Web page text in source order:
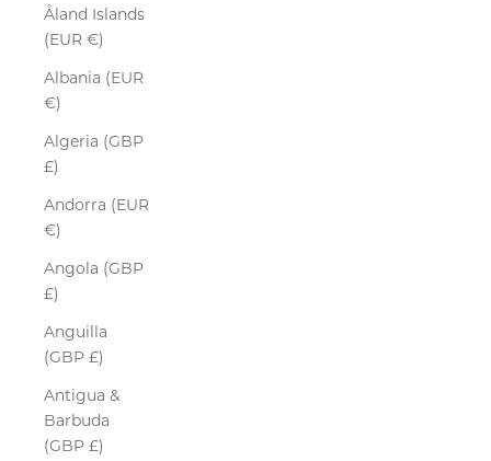
Åland Islands
(EUR €)
Albania (EUR
€)
Algeria (GBP
£)
Andorra (EUR
€)
Angola (GBP
£)
Anguilla
(GBP £)
Antigua &
Barbuda
(GBP £)